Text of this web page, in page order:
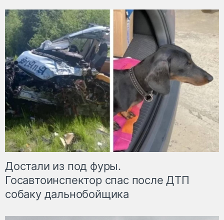
Достали из под фуры.
Госавтоинспектор спас после ДТП
собаку дальнобойщика